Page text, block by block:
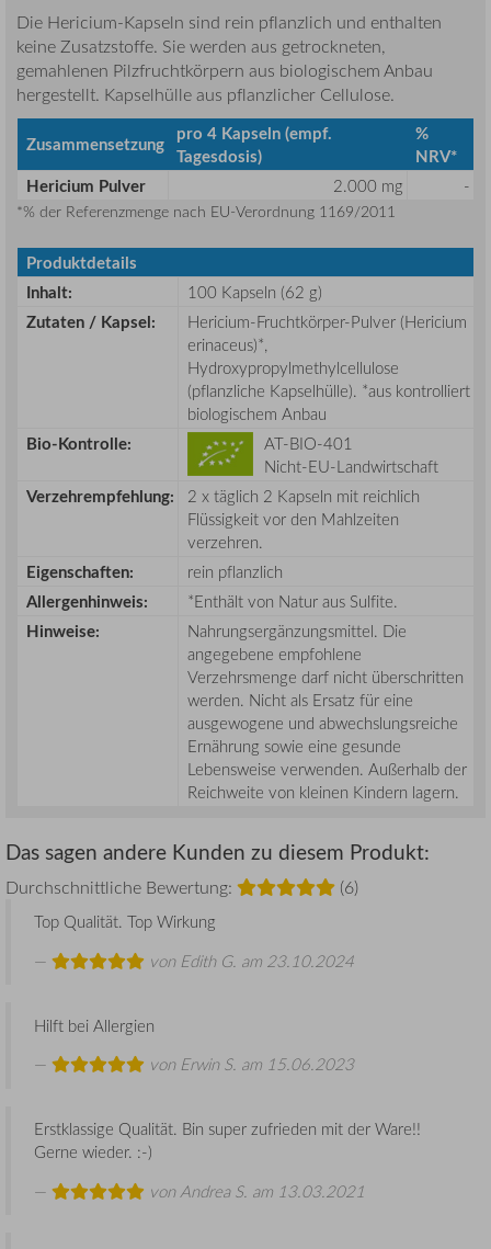
Die Hericium-Kapseln sind rein pflanzlich und enthalten
keine Zusatzstoffe. Sie werden aus getrockneten,
gemahlenen Pilzfruchtkörpern aus biologischem Anbau
hergestellt. Kapselhülle aus pflanzlicher Cellulose.
Zusammensetzung pro 4 Kapseln (empf.
Tagesdosis)
%
NRV*
Hericium Pulver
2.000 mg -
*% der Referenzmenge nach EU-Verordnung 1169/2011
Produktdetails
Inhalt:
100 Kapseln (62 g)
Zutaten / Kapsel:
Hericium-Fruchtkörper-Pulver (Hericium
erinaceus)*,
Hydroxypropylmethylcellulose
(pflanzliche Kapselhülle). *aus kontrolliert
biologischem Anbau
Bio-Kontrolle:
AT-BIO-401
Nicht-EU-Landwirtschaft
Verzehrempfehlung:
2 x täglich 2 Kapseln mit reichlich
Flüssigkeit vor den Mahlzeiten
verzehren.
Eigenschaften: rein pflanzlich
Allergenhinweis: *Enthält von Natur aus Sulfite.
Hinweise:
Nahrungsergänzungsmittel. Die
angegebene empfohlene
Verzehrsmenge darf nicht überschritten
werden. Nicht als Ersatz für eine
ausgewogene und abwechslungsreiche
Ernährung sowie eine gesunde
Lebensweise verwenden. Außerhalb der
Reichweite von kleinen Kindern lagern.
Das sagen andere Kunden zu diesem Produkt:
Durchschnittliche Bewertung: (6)
Top Qualität. Top Wirkung
von Edith G. am 23.10.2024
Hilft bei Allergien
von Erwin S. am 15.06.2023
Erstklassige Qualität. Bin super zufrieden mit der Ware!!
Gerne wieder. :-)
von Andrea S. am 13.03.2021